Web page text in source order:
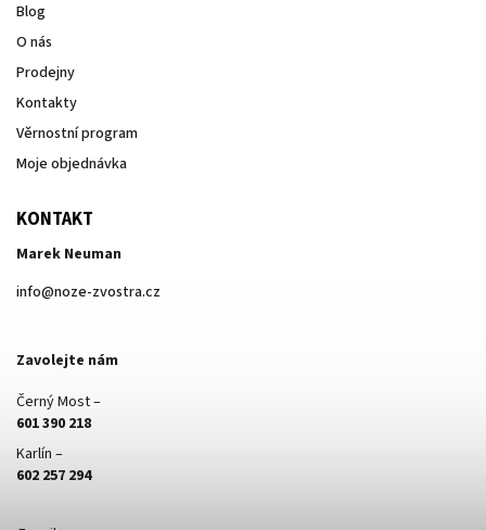
Blog
O nás
Prodejny
Kontakty
Věrnostní program
Moje objednávka
KONTAKT
Marek Neuman
info@noze-zvostra.cz
Zavolejte nám
Černý Most –
601 390 218
Karlín –
602 257 294